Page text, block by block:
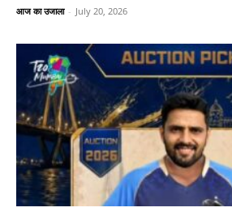
आज का उजाला - July 20, 2026